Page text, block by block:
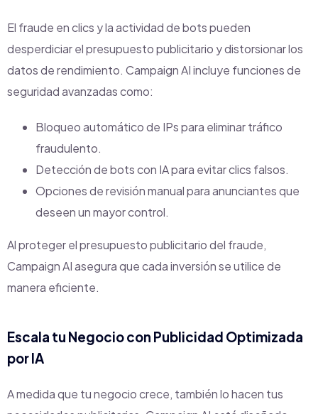
El fraude en clics y la actividad de bots pueden
desperdiciar el presupuesto publicitario y distorsionar los
datos de rendimiento. Campaign AI incluye funciones de
seguridad avanzadas como:
Bloqueo automático de IPs para eliminar tráfico
fraudulento.
Detección de bots con IA para evitar clics falsos.
Opciones de revisión manual para anunciantes que
deseen un mayor control.
Al proteger el presupuesto publicitario del fraude,
Campaign AI asegura que cada inversión se utilice de
manera eficiente.
Escala tu Negocio con Publicidad Optimizada
por IA
A medida que tu negocio crece, también lo hacen tus